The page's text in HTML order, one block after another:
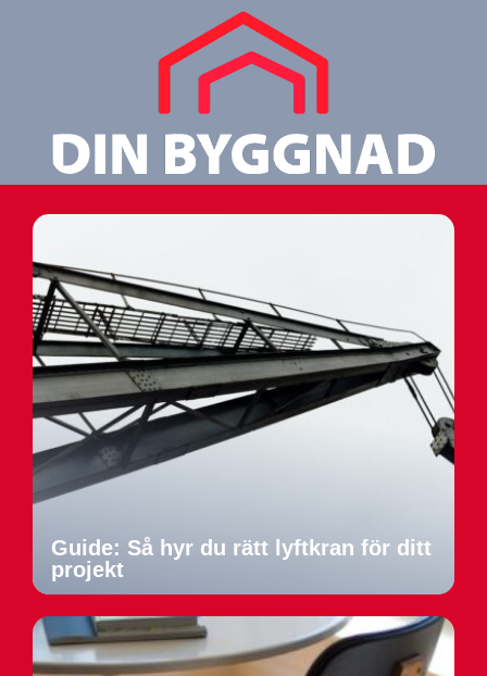
Guide: Så hyr du rätt lyftkran för ditt
projekt